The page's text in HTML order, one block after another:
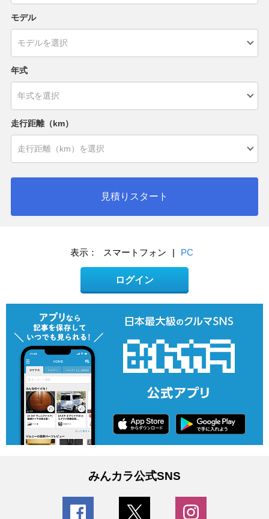
モデル
年式
走行距離（km）
見積りスタート
表示： スマートフォン | PC
ログイン
みんカラ公式SNS